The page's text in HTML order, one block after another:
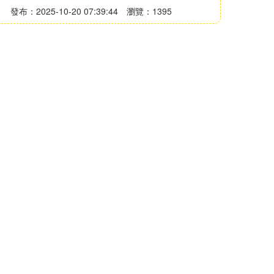
發布：2025-10-20 07:39:44 瀏覽：1395